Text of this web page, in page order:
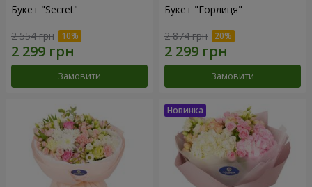
Букет "Secret"
2 554 грн
Замовити
Букет "Горлиця"
2 874 грн
Замовити